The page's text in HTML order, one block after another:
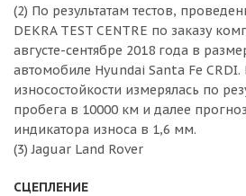
(2) По результатам тестов,
DEKRA TEST CENTRE по заказу
августе-сентябре 2018 года в
автомобиле Hyundai Santa Fe CRDI.
износостойкости измерялась по
пробега в 10000 км и далее
индикатора износа в 1,6 мм.
(3) Jaguar Land Rover
СЦЕПЛЕНИЕ